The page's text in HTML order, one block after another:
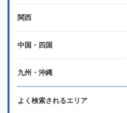
関西
中国・四国
九州・沖縄
よく検索されるエリア